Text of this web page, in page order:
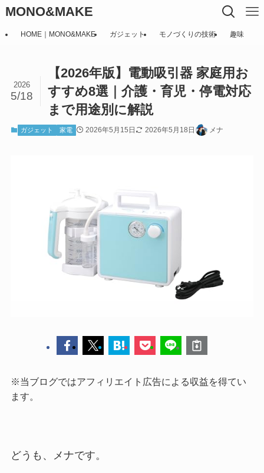
MONO&MAKE
HOME｜MONO&MAKE ガジェット モノづくりの技術 趣味
【2026年版】電動吸引器 家庭用お
すすめ8選｜介護・育児・停電対応
まで用途別に解説
2026
5/18
ガジェット 家電 2026年5月15日 2026年5月18日 メナ
※当ブログではアフィリエイト広告による収益を得てい
ます。
どうも、メナです。